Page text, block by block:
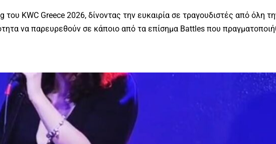
KWC Greece 2026, δίνοντας την ευκαιρία σε τραγουδιστές από όλη
να παρευρεθούν σε κάποιο από τα επίσημα Battles που